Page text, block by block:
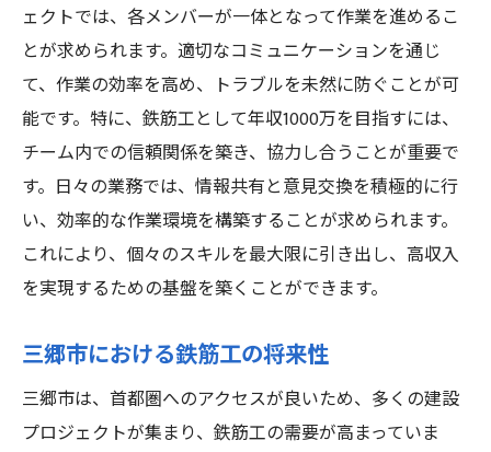
ェクトでは、各メンバーが一体となって作業を進めるこ
とが求められます。適切なコミュニケーションを通じ
て、作業の効率を高め、トラブルを未然に防ぐことが可
能です。特に、鉄筋工として年収1000万を目指すには、
チーム内での信頼関係を築き、協力し合うことが重要で
す。日々の業務では、情報共有と意見交換を積極的に行
い、効率的な作業環境を構築することが求められます。
これにより、個々のスキルを最大限に引き出し、高収入
を実現するための基盤を築くことができます。
三郷市における鉄筋工の将来性
三郷市は、首都圏へのアクセスが良いため、多くの建設
プロジェクトが集まり、鉄筋工の需要が高まっていま